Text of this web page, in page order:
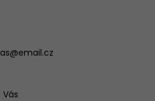
@email.cz